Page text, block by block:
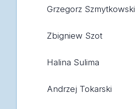
Grzegorz Szmytkowski
Zbigniew Szot
Halina Sulima
Andrzej Tokarski